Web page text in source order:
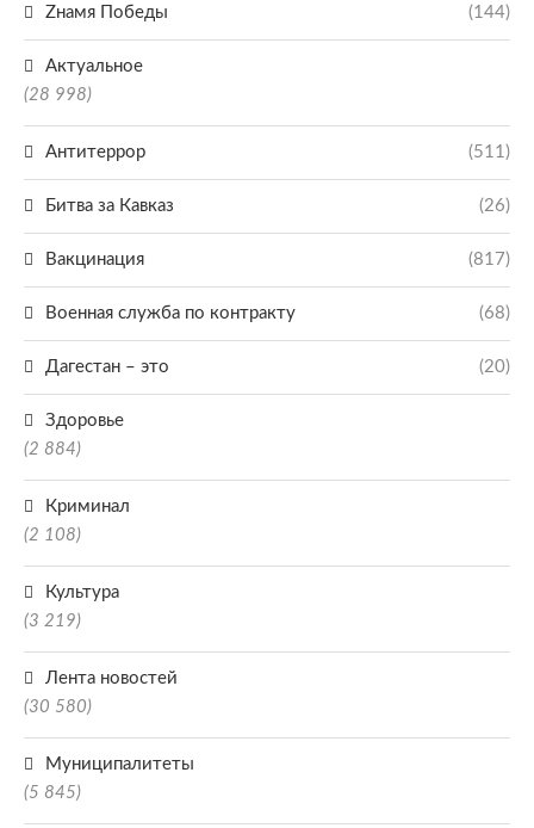
Zнамя Победы (144)
Актуальное
(28 998)
Антитеррор (511)
Битва за Кавказ (26)
Вакцинация (817)
Военная служба по контракту (68)
Дагестан – это (20)
Здоровье
(2 884)
Криминал
(2 108)
Культура
(3 219)
Лента новостей
(30 580)
Муниципалитеты
(5 845)